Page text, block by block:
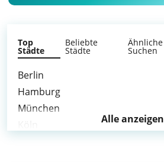
Top
Städte
Beliebte
Städte
Ähnliche
Suchen
Berlin
Hamburg
München
Alle anzeigen